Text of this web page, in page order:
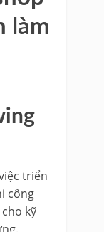
làm
triển
công
kỹ